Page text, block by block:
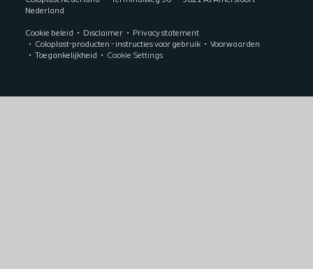
Nederland
Cookie beleid Disclaimer
Privacy statement
Coloplast-producten - instructies voor gebruik
Voorwaarden
Toegankelijkheid
Cookie Settings